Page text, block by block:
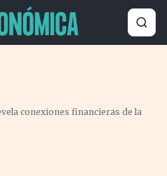
conexiones financieras de la